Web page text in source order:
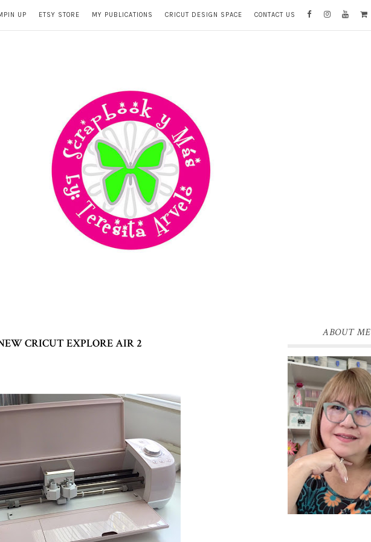
UP ETSY STORE MY PUBLICATIONS CRICUT DESIGN SPACE CONTACT US
CRICUT EXPLORE AIR 2
ABOUT ME